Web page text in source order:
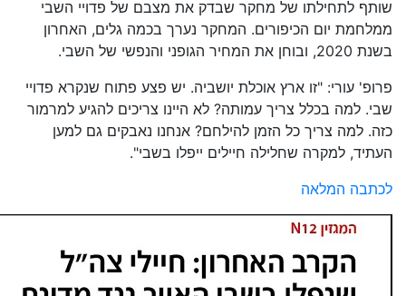
שותף לתחילתו של מחקר שבדק את מצבם של פדויי השבי
ממלחמת יום הכיפורים. המחקר נערך בכמה גלים, האחרון
בשנת 2020, ובוחן את המחיר הגופני והנפשי של השבי.
פרופ' עורי: "זו ארץ אוכלת יושביה. יש פצע פתוח שנקרא פדויי
שבי. למה בכלל צריך עמותה? לא היינו צריכים להגיע למרמור
כזה. למה צריך כל הזמן להילחם? אנחנו נאבקים גם למען
העתיד, למקרה שחלילה חיילים ייפלו בשבי".
לכתבה המלאה